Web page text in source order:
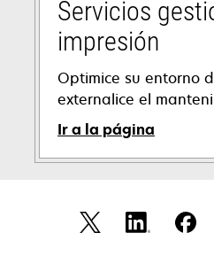
Servicios
impresión
Optimice su entorno
externalice el
Ir a la página